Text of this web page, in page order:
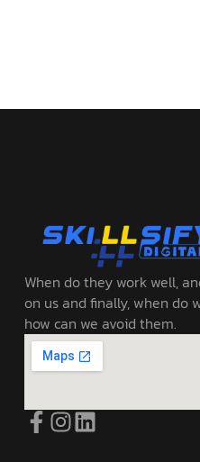
When do they work well,
on us and finally, when do
how can we avoid them.